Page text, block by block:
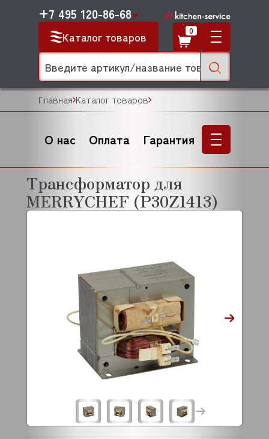
Каталог товаров
+7 495 120-86-68
0
Главная Каталог товаров
О нас Оплата Гарантия
Трансформатор для
MERRYCHEF (P30Z1413)